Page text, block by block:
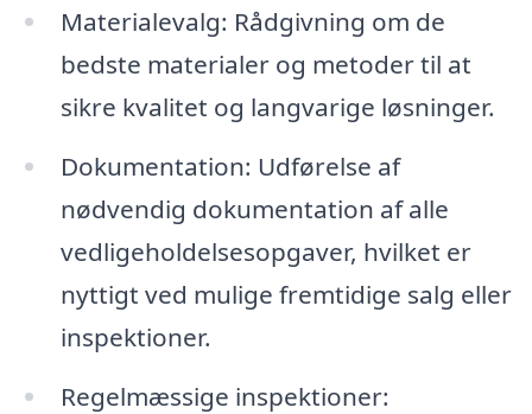
Materialevalg: Rådgivning om de
bedste materialer og metoder til at
sikre kvalitet og langvarige løsninger.
Dokumentation: Udførelse af
nødvendig dokumentation af alle
vedligeholdelsesopgaver, hvilket er
nyttigt ved mulige fremtidige salg eller
inspektioner.
Regelmæssige inspektioner: